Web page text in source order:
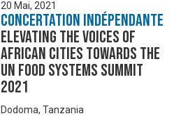
20 Mai, 2021
Concertation Indépendante
Elevating the voices of
African cities towards the
UN Food Systems Summit
2021
Dodoma, Tanzania